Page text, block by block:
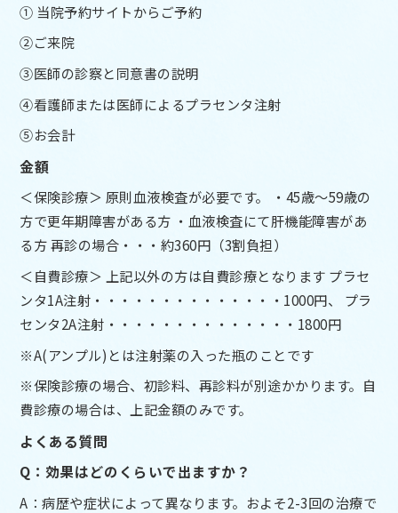
① 当院予約サイトからご予約
②ご来院
③医師の診察と同意書の説明
④看護師または医師によるプラセンタ注射
⑤お会計
金額
＜保険診療＞ 原則血液検査が必要です。 ・45歳～59歳の
方で更年期障害がある方 ・血液検査にて肝機能障害があ
る方 再診の場合・・・約360円（3割負担）
＜自費診療＞ 上記以外の方は自費診療となります プラセ
ンタ1A注射・・・・・・・・・・・・・・1000円、 プラ
センタ2A注射・・・・・・・・・・・・・・1800円
※A(アンプル)とは注射薬の入った瓶のことです
※保険診療の場合、初診料、再診料が別途かかります。自
費診療の場合は、上記金額のみです。
よくある質問
Q：効果はどのくらいで出ますか？
A：病歴や症状によって異なります。およそ2-3回の治療で